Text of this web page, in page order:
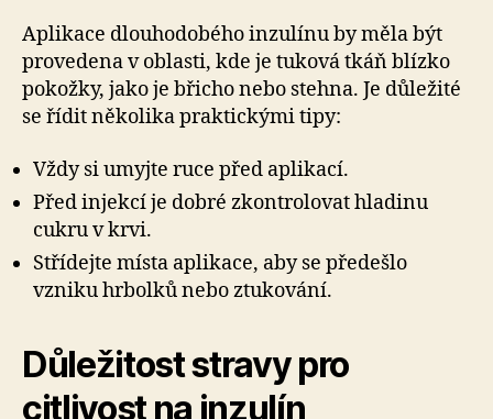
Aplikace dlouhodobého inzulínu by měla být
provedena v oblasti, kde je tuková tkáň blízko
pokožky, jako je břicho nebo stehna. Je důležité
se řídit několika praktickými tipy:
Vždy si umyjte ruce před aplikací.
Před injekcí je dobré zkontrolovat hladinu
cukru v krvi.
Střídejte místa aplikace, aby se předešlo
vzniku hrbolků nebo ztukování.
Důležitost stravy pro
citlivost na inzulín